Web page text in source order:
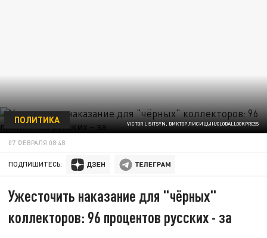
VICTOR LISITSYN, ВИКТОР ЛИСИЦЫН/GLOBALLOOKPRESS
ПОЛИТИКА
07 ФЕВРАЛЯ 08:48
ПОДПИШИТЕСЬ:
Ужесточить наказание для "чёрных"
коллекторов: 96 процентов русских - за